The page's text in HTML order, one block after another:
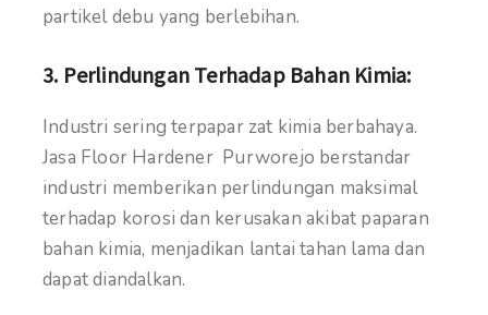
partikel debu yang berlebihan.
3. Perlindungan Terhadap Bahan Kimia:
Industri sering terpapar zat kimia berbahaya.
Jasa Floor Hardener Purworejo berstandar
industri memberikan perlindungan maksimal
terhadap korosi dan kerusakan akibat paparan
bahan kimia, menjadikan lantai tahan lama dan
dapat diandalkan.